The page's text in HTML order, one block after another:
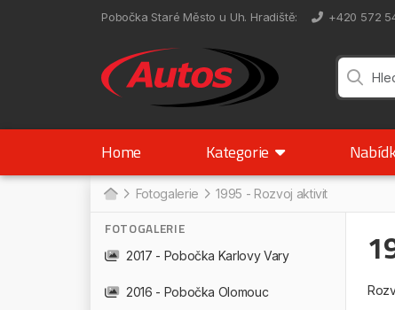
Pobočka Staré Město u Uh. Hradiště: +420 572
Home Kategorie
Fotogalerie 1995 - Rozvoj aktivit
FOTOGALERIE
2017 - Pobočka Karlovy Vary
2016 - Pobočka Olomouc